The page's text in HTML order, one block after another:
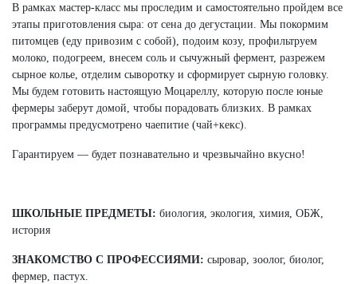
В рамках мастер-класс мы проследим и самостоятельно пройдем все
этапы приготовления сыра: от сена до дегустации. Мы покормим
питомцев (еду привозим с собой), подоим козу, профильтруем
молоко, подогреем, внесем соль и сычужный фермент, разрежем
сырное колье, отделим сыворотку и сформирует сырную головку.
Мы будем готовить настоящую Моцареллу, которую после юные
фермеры заберут домой, чтобы порадовать близких. В рамках
программы предусмотрено чаепитие (чай+кекс).
Гарантируем — будет познавательно и чрезвычайно вкусно!
ШКОЛЬНЫЕ ПРЕДМЕТЫ: биология, экология, химия, ОБЖ,
история
ЗНАКОМСТВО С ПРОФЕССИЯМИ: сыровар, зоолог, биолог,
фермер, пастух.